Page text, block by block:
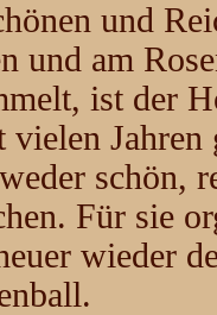
und
und am
ist der
vielen
schön,
Für sie
wieder